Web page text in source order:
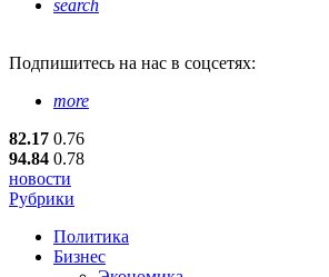
search
Подпишитесь на нас в соцсетях:
more
82.17 0.76
94.84 0.78
новости
Рубрики
Политика
Бизнес